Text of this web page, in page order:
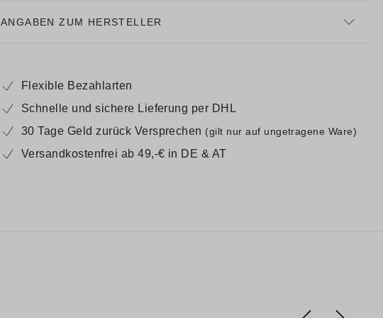
ANGABEN ZUM HERSTELLER
Flexible Bezahlarten
Schnelle und sichere Lieferung per DHL
30 Tage Geld zurück Versprechen (gilt nur auf ungetragene Ware)
Versandkostenfrei ab 49,-€ in DE & AT